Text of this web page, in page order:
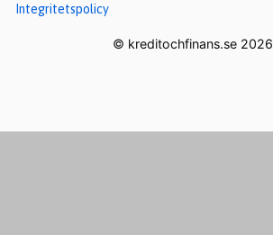
Integritetspolicy
© kreditochfinans.se 2026